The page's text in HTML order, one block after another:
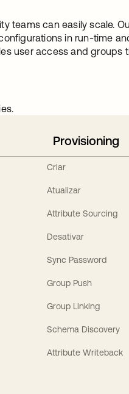
teams can easily scale.
in run-time
user access and groups
Provisioning
Criar
Atualizar
Attribute Sourcing
Desativar
Sync Password
Group Push
Group Linking
Schema Discovery
Attribute Writeback